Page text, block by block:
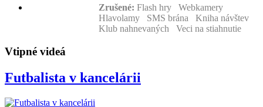
Zrušené: Flash hry Webkamery
Hlavolamy SMS brána Kniha návštev
Klub nahnevaných Veci na stiahnutie
Vtipné videá
Futbalista v kancelárii